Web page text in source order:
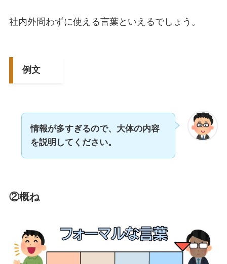
社内外問わずに使える言葉といえるでしょう。
例文
情報が多すぎるので、大体の内容
を説明してください。
②概ね